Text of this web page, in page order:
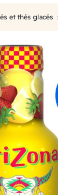
et thés glacés